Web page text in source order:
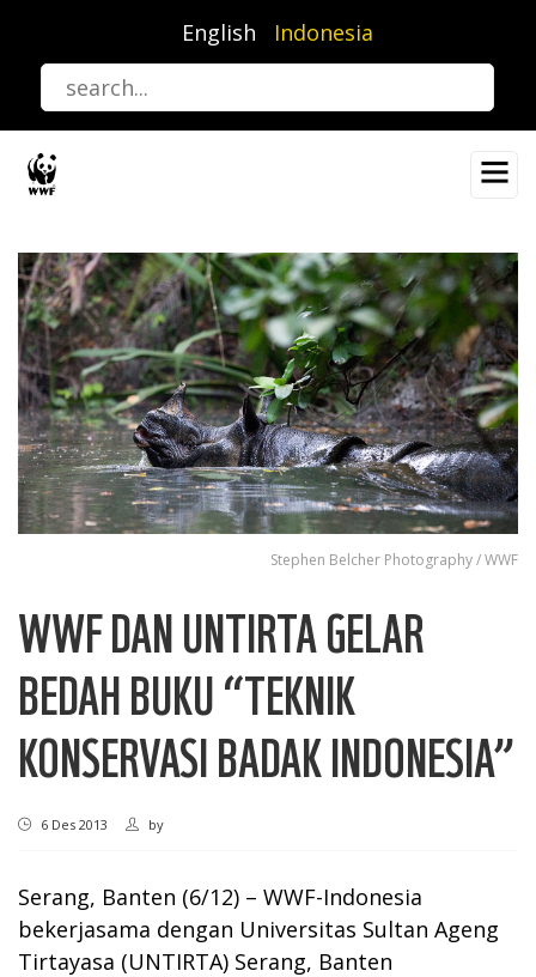
utama
English Indonesia
Stephen ​Belcher Photography / WWF
WWF DAN UNTIRTA GELAR
BEDAH BUKU “TEKNIK
KONSERVASI BADAK INDONESIA”
6 Des 2013 by
Serang, Banten (6/12) – WWF-Indonesia
bekerjasama dengan Universitas Sultan Ageng
Tirtayasa (UNTIRTA) Serang, Banten